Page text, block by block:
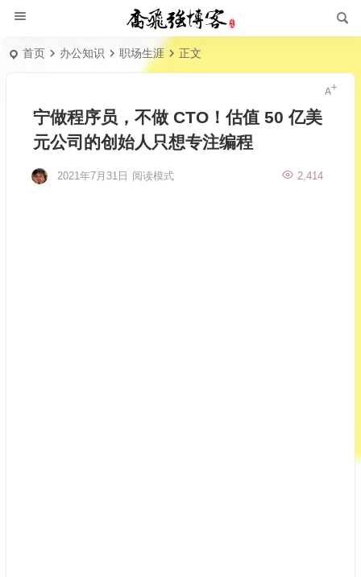
首页 办公知识 职场生涯 正文
宁做程序员，不做 CTO！估值 50 亿美
元公司的创始人只想专注编程
2021年7月31日 2,414
阅读模式